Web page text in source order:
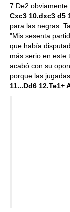
7.De2 obviamente
Cxc3 10.dxc3 d5
para las negras.
"Mis sesenta
que había
más serio en este
acabó con su
porque las
11...Dd6 12.Te1+